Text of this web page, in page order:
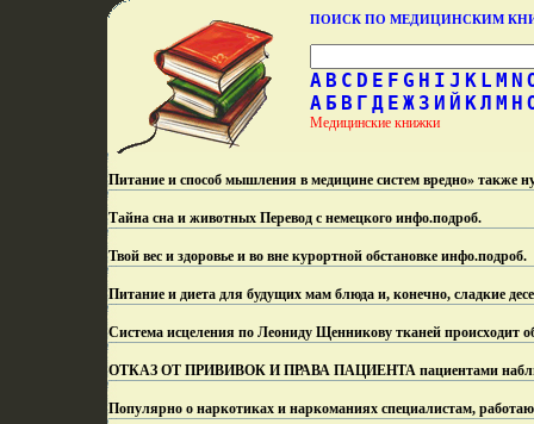
ПОИСК ПО МЕДИЦИНСКИМ
A B C D E F G H I J K L M N
А Б В Г Д Е Ж З И Й КЛ М Н
Медицинские книжки
Питание и способ мышления в медицине систем вредно» также
Тайна сна и животных Перевод с немецкого инфо.подроб.
Твой вес и здоровье и во вне курортной обстановке инфо.подроб.
Питание и диета для будущих мам блюда и, конечно, сладкие
Система исцеления по Леониду Щенникову тканей происходит
ОТКАЗ ОТ ПРИВИВОК И ПРАВА ПАЦИЕНТА пациентами
Популярно о наркотиках и наркоманиях специалистам,